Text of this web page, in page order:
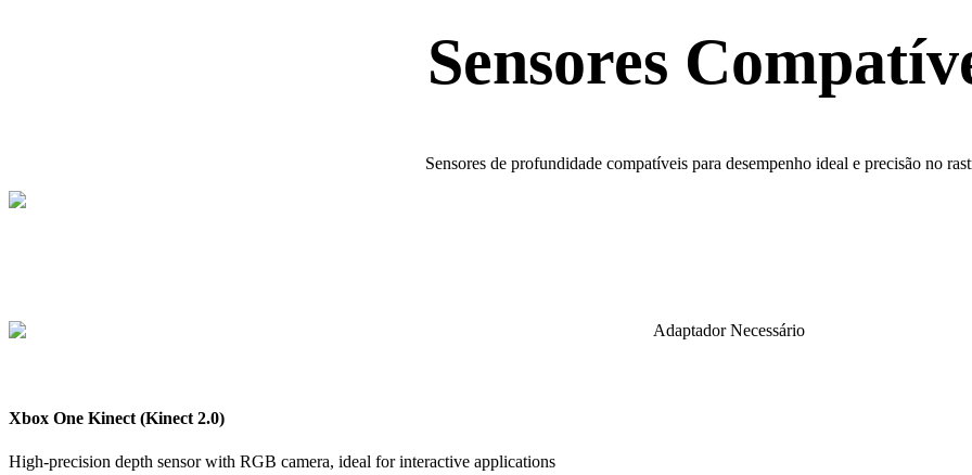
Sensores
Sensores de profundidade compatíveis para desempenho ideal e precisão no
Adaptador Necessário
Xbox One Kinect (Kinect 2.0)
High-precision depth sensor with RGB camera, ideal for interactive applications